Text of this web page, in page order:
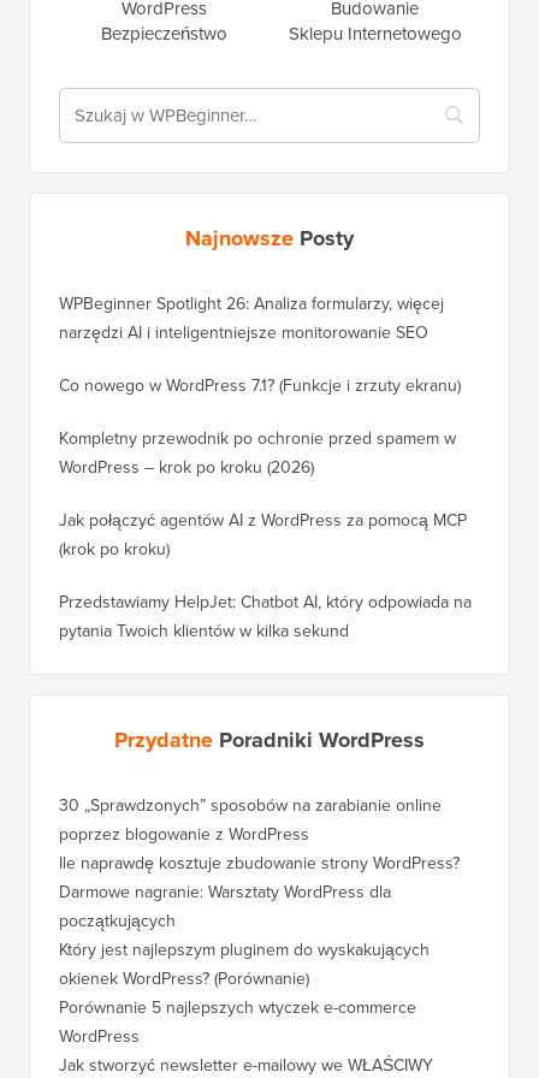
WordPress
Bezpieczeństwo
Budowanie
Sklepu Internetowego
Najnowsze Posty
WPBeginner Spotlight 26: Analiza formularzy, więcej
narzędzi AI i inteligentniejsze monitorowanie SEO
Co nowego w WordPress 7.1? (Funkcje i zrzuty ekranu)
Kompletny przewodnik po ochronie przed spamem w
WordPress – krok po kroku (2026)
Jak połączyć agentów AI z WordPress za pomocą MCP
(krok po kroku)
Przedstawiamy HelpJet: Chatbot AI, który odpowiada na
pytania Twoich klientów w kilka sekund
Przydatne Poradniki WordPress
30 „Sprawdzonych” sposobów na zarabianie online
poprzez blogowanie z WordPress
Ile naprawdę kosztuje zbudowanie strony WordPress?
Darmowe nagranie: Warsztaty WordPress dla
początkujących
Który jest najlepszym pluginem do wyskakujących
okienek WordPress? (Porównanie)